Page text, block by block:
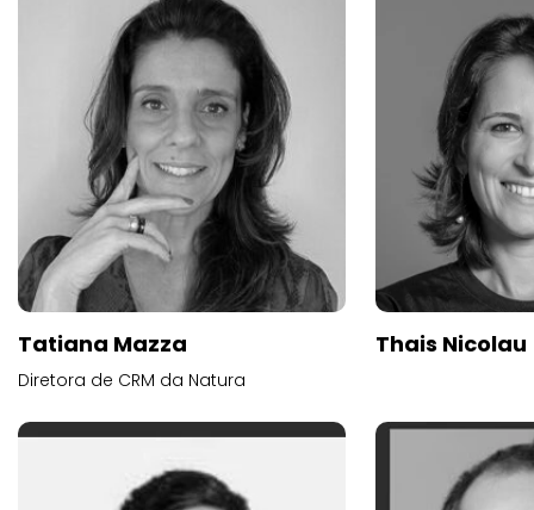
Tatiana Mazza
Diretora de CRM da Natura
Thais Nicolau